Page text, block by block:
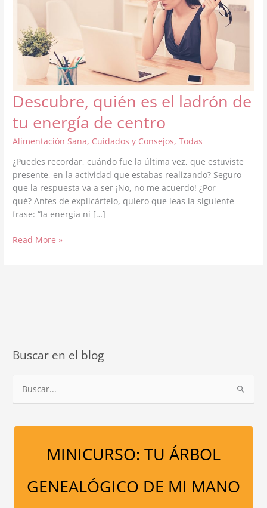
Descubre, quién es el ladrón de
tu energía de centro
Alimentación Sana, Cuidados y Consejos,Todas
¿Puedes recordar, cuándo fue la última vez, que estuviste
presente, en la actividad que estabas realizando? Seguro
que la respuesta va a ser ¡No, no me acuerdo! ¿Por
qué? Antes de explicártelo, quiero que leas la siguiente
frase: “la energía ni […]
Descubre,
centro
Read More »
Buscar en el blog
c
MINICURSO: TU ÁRBOL
GENEALÓGICO DE MI MANO